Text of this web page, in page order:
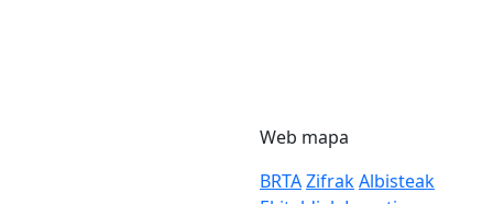
Web mapa
BRTAZifrakAlbisteak